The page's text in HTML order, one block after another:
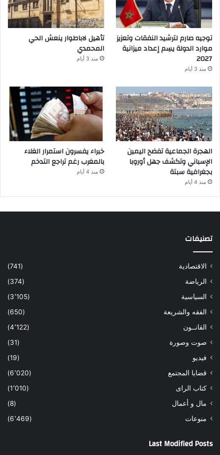
توجيه صارم لترشيد النفقات وتعزيز
موارد الدولة يسِم إعداد ميزانية
2027
منذ 3 أيام
تأهيل لاباطوار ينعش الحي
المحمدي
منذ 3 أيام
الهجرة الجماعية تفضح اليمين
الإسباني وتكشف جهل أوروبا
بجغرافية سبتة
منذ 4 أيام
خبراء يفسرون استمرار الغلاء
بالمغرب رغم تراجع التدخم
منذ 4 أيام
تصنيفات
الاقتصادية
(741)
الرياضة
(374)
السياسية
(3٬105)
الفقه والشريعة
(650)
القانــون
(4٬122)
صوت وصورة
(31)
فيديو
(19)
قضايا المجتمع
(6٬020)
كتاب الراى
(1٬010)
مال و أعمال
(8)
منوعات
(6٬469)
Last Modified Posts